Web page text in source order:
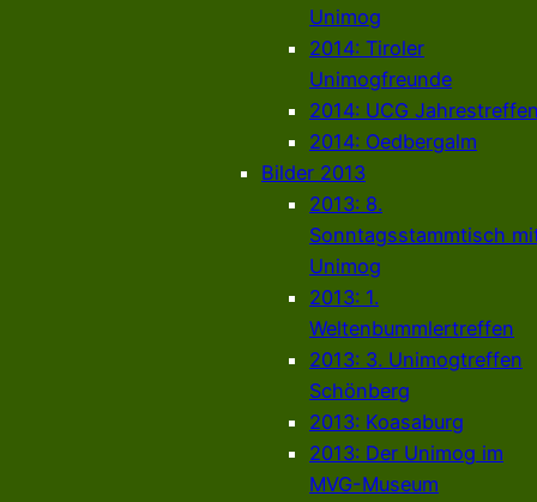
Unimog
2014: Tiroler
Unimogfreunde
2014: UCG
2014: Oedbergalm
Bilder 2013
2013: 8.
Sonntagsstammtisch
Unimog
2013: 1.
Weltenbummlertreffen
2013: 3. Unimogtreffen
Schönberg
2013: Koasaburg
2013: Der Unimog im
MVG-Museum